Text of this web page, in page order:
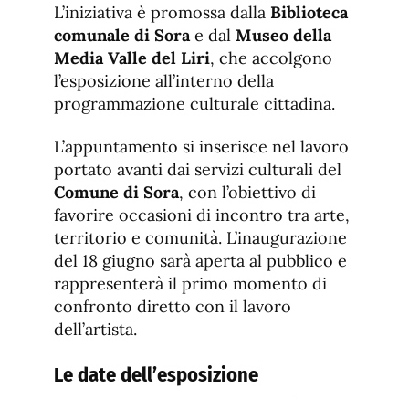
L’iniziativa è promossa dalla Biblioteca
comunale di Sora e dal Museo della
Media Valle del Liri, che accolgono
l’esposizione all’interno della
programmazione culturale cittadina.
L’appuntamento si inserisce nel lavoro
portato avanti dai servizi culturali del
Comune di Sora, con l’obiettivo di
favorire occasioni di incontro tra arte,
territorio e comunità. L’inaugurazione
del 18 giugno sarà aperta al pubblico e
rappresenterà il primo momento di
confronto diretto con il lavoro
dell’artista.
Le date dell’esposizione